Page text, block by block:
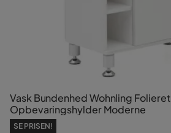
Vask Bundenhed Wohnling
Opbevaringshylder Moderne
SE PRISEN!